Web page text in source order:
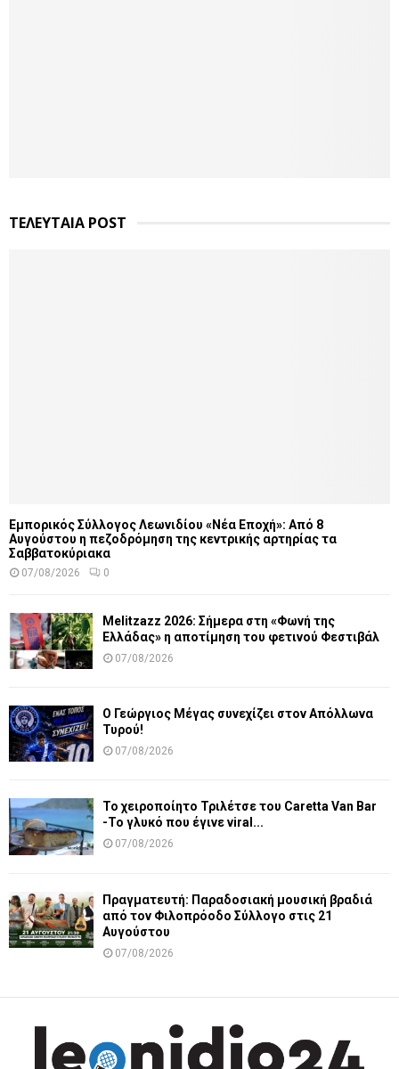
ΤΕΛΕΥΤΑΙΑ POST
Εμπορικός Σύλλογος Λεωνιδίου «Νέα Εποχή»: Από 8
Αυγούστου η πεζοδρόμηση της κεντρικής αρτηρίας τα
Σαββατοκύριακα
07/08/2026 0
Melitzazz 2026: Σήμερα στη «Φωνή της
Ελλάδας» η αποτίμηση του φετινού Φεστιβάλ
07/08/2026
Ο Γεώργιος Μέγας συνεχίζει στον Απόλλωνα
Τυρού!
07/08/2026
Το χειροποίητο Τριλέτσε του Caretta Van Bar
-Το γλυκό που έγινε viral...
07/08/2026
Πραγματευτή: Παραδοσιακή μουσική βραδιά
από τον Φιλοπρόοδο Σύλλογο στις 21
Αυγούστου
07/08/2026